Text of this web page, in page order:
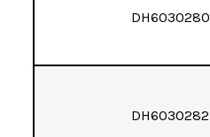
DH603O280
DH603O282